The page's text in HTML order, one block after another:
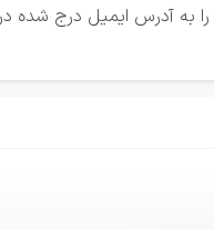
به آدرس ایمیل درج شده